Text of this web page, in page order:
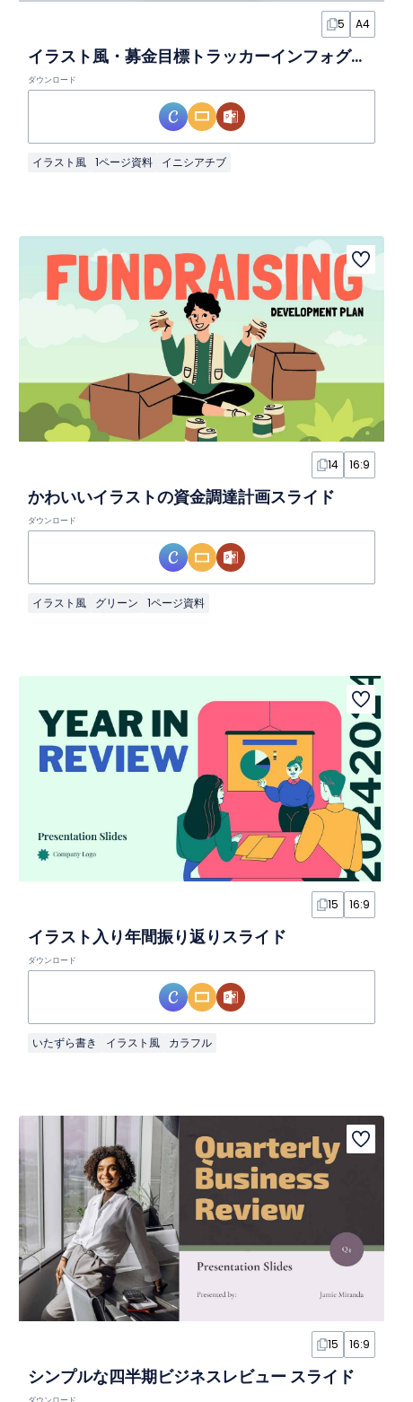
5 A4
イラスト風・募金目標トラッカーインフォグラフィック
ダウンロード
イラスト風 1ページ資料 イニシアチブ
14 16:9
かわいいイラストの資金調達計画スライド
ダウンロード
イラスト風 グリーン 1ページ資料
15 16:9
イラスト入り年間振り返りスライド
ダウンロード
いたずら書き イラスト風 カラフル
15 16:9
シンプルな四半期ビジネスレビュー スライド